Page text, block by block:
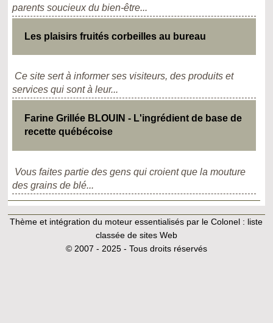
parents soucieux du bien-être...
Les plaisirs fruités corbeilles au bureau
Ce site sert à informer ses visiteurs, des produits et
services qui sont à leur...
Farine Grillée BLOUIN - L'ingrédient de base de
recette québécoise
Vous faites partie des gens qui croient que la mouture
des grains de blé...
Thème et intégration du moteur essentialisés par le Colonel : liste
classée de sites Web
© 2007 - 2025 - Tous droits réservés